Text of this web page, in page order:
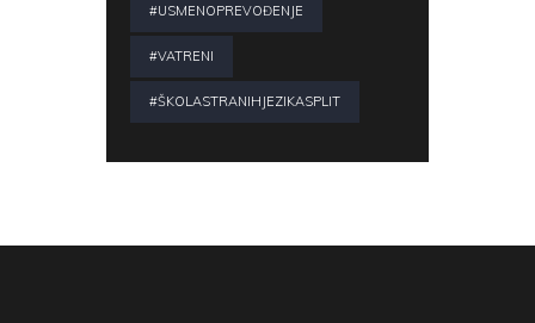
#USMENOPREVOĐENJE
#VATRENI
#ŠKOLASTRANIHJEZIKASPLIT